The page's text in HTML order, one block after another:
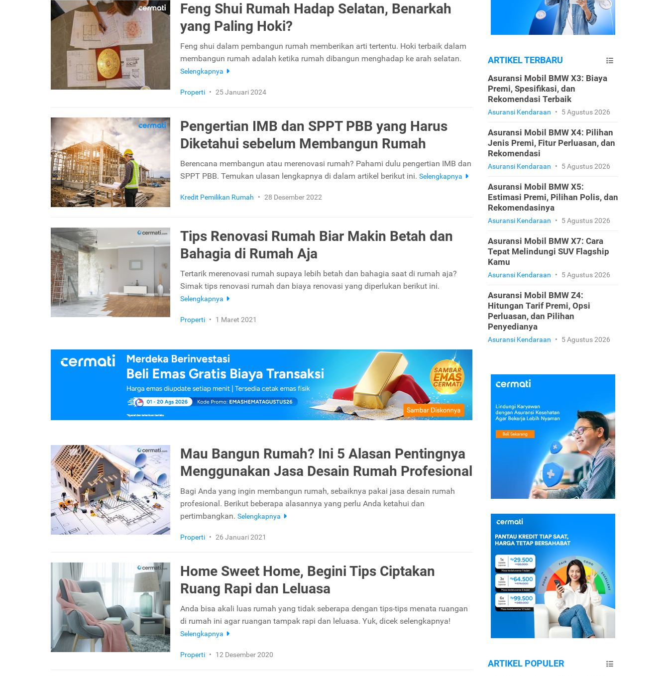
Feng Shui Rumah Hadap Selatan, Benarkah
yang Paling Hoki?
Feng shui dalam pembangun rumah memberikan arti tertentu. Hoki terbaik dalam
membangun rumah adalah ketika rumah dibangun menghadap ke arah selatan.
Selengkapnya
Properti • 25 Januari 2024
Pengertian IMB dan SPPT PBB yang Harus
Diketahui sebelum Membangun Rumah
Berencana membangun atau merenovasi rumah? Pahami dulu pengertian IMB dan
SPPT PBB. Temukan ulasan lengkapnya di dalam artikel berikut ini. Selengkapnya
Kredit Pemilikan Rumah • 28 Desember 2022
Tips Renovasi Rumah Biar Makin Betah dan
Bahagia di Rumah Aja
Tertarik merenovasi rumah supaya lebih betah dan bahagia saat di rumah aja?
Simak tips renovasi rumah dan biaya renovasi yang diperlukan berikut ini.
Selengkapnya
Properti • 1 Maret 2021
Mau Bangun Rumah? Ini 5 Alasan Pentingnya
Menggunakan Jasa Desain Rumah Profesional
Bagi Anda yang ingin membangun rumah, sebaiknya pakai jasa desain rumah
profesional. Berikut beberapa alasannya yang perlu Anda ketahui dan
pertimbangkan. Selengkapnya
Properti • 26 Januari 2021
Home Sweet Home, Begini Tips Ciptakan
Ruang Rapi dan Leluasa
Anda bisa akali luas rumah yang tidak seberapa dengan tips-tips menata ruangan
di rumah ini agar ruangan tampak rapi dan leluasa. Yuk, dicek selengkapnya!
Selengkapnya
Properti • 12 Desember 2020
ARTIKEL TERBARU
Asuransi Mobil BMW X3: Biaya
Premi, Spesifikasi, dan
Rekomendasi Terbaik
Asuransi Kendaraan • 5 Agustus 2026
Asuransi Mobil BMW X4: Pilihan
Jenis Premi, Fitur Perluasan, dan
Rekomendasi
Asuransi Kendaraan • 5 Agustus 2026
Asuransi Mobil BMW X5:
Estimasi Premi, Pilihan Polis, dan
Rekomendasinya
Asuransi Kendaraan • 5 Agustus 2026
Asuransi Mobil BMW X7: Cara
Tepat Melindungi SUV Flagship
Kamu
Asuransi Kendaraan • 5 Agustus 2026
Asuransi Mobil BMW Z4:
Hitungan Tarif Premi, Opsi
Perluasan, dan Pilihan
Penyedianya
Asuransi Kendaraan • 5 Agustus 2026
ARTIKEL POPULER